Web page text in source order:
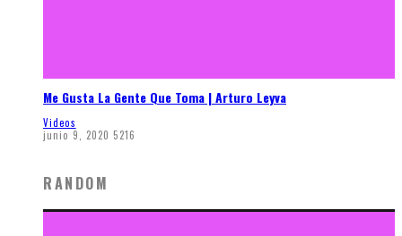
Me Gusta La Gente Que Toma | Arturo Leyva
Videos
junio 9, 2020 5216
RANDOM